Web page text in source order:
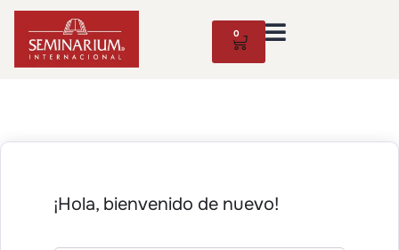
0
¡Hola, bienvenido de nuevo!